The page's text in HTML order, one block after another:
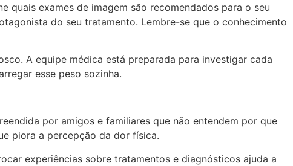
quais exames de imagem são recomendados para o seu
do seu tratamento. Lembre-se que o conhecimento
A equipe médica está preparada para investigar cada
esse peso sozinha.
por amigos e familiares que não entendem por que
piora a percepção da dor física.
experiências sobre tratamentos e diagnósticos ajuda a